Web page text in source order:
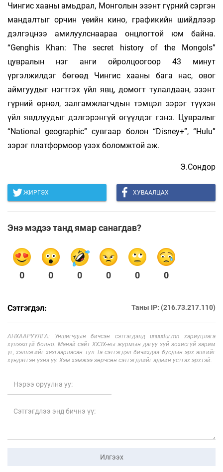
Чингис хааны амьдрал, Монголын эзэнт гүрний сэргэн
мандалтыг орчин үеийн кино, графикийн шийдлээр
дэлгэцнээ амилуулснаараа онцлогтой юм байна.
“Genghis Khan: The secret history of the Mongols”
цувралын нэг анги ойролцоогоор 43 минут
үргэлжилдэг бөгөөд Чингис хааны бага нас, овог
аймгуудыг нэгтгэх үйл явц, домогт тулалдаан, эзэнт
гүрний өрнөл, залгамжлагчдын тэмцэл зэрэг түүхэн
үйл явдлуудыг дэлгэрэнгүй өгүүлдэг гэнэ. Цувралыг
“National geographic” сувгаар болон “Disney+”, “Hulu”
зэрэг платформоор үзэх боломжтой аж.
Э.Сондор
ЖИРГЭХ ХУВААЛЦАХ
Энэ мэдээ танд ямар санагдав?
0 0 0 0 0 0
Сэтгэгдэл: Таны IP: (216.73.217.110)
АНХААРУУЛГА: Уншигчдын бичсэн сэтгэгдэлд unuudur.mn хариуцлага
хүлээхгүй болно. Манай сайт ХХЗХ-ны журмын дагуу зүй зохисгүй зарим
үг, хэллэгийг хязгаарласан тул Та сэтгэгдэл бичихдээ бусдын эрх ашгийг
хүндэтгэн үзнэ үү. Хэм хэмжээ зөрчсөн сэтгэгдлийг админ устгах эрхтэй.
Илгээх